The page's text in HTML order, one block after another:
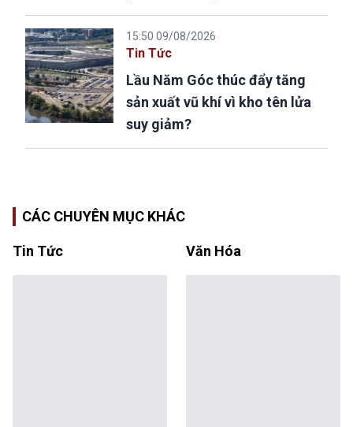
15:50 09/08/2026
Tin Tức
Lầu Năm Góc thúc đẩy tăng
sản xuất vũ khí vì kho tên lửa
suy giảm?
CÁC CHUYÊN MỤC KHÁC
Tin Tức Văn Hóa